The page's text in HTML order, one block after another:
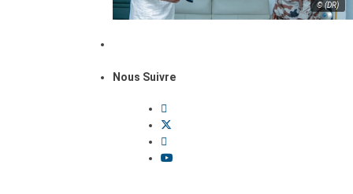
© (DR)
Nous Suivre